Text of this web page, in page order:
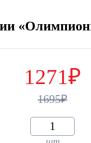
1271
1695